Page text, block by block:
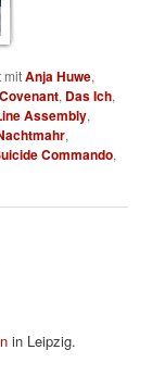
mitAnja Huwe,
Covenant, Das Ich,
Assembly,
,
Commando,
in Leipzig.